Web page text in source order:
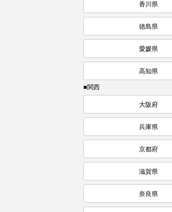
香川県
徳島県
愛媛県
高知県
■関西
大阪府
兵庫県
京都府
滋賀県
奈良県